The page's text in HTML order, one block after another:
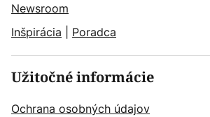
Newsroom
Inšpirácia
Poradca
Užitočné informácie
Ochrana osobných údajov